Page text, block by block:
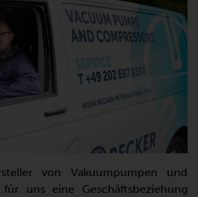
von Vakuumpumpen und
uns eine Geschäftsbeziehung